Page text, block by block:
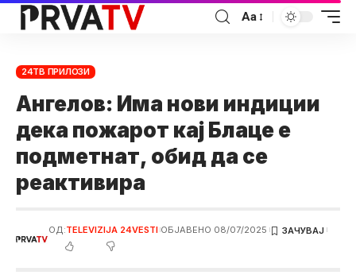
Аа
24ТВ ПРИЛОЗИ
Ангелов: Има нови индиции
дека пожарот кај Блаце е
подметнат, обид да се
реактивира
ОД:TELEVIZIJA 24VESTI ОБЈАВЕНО 08/07/2025